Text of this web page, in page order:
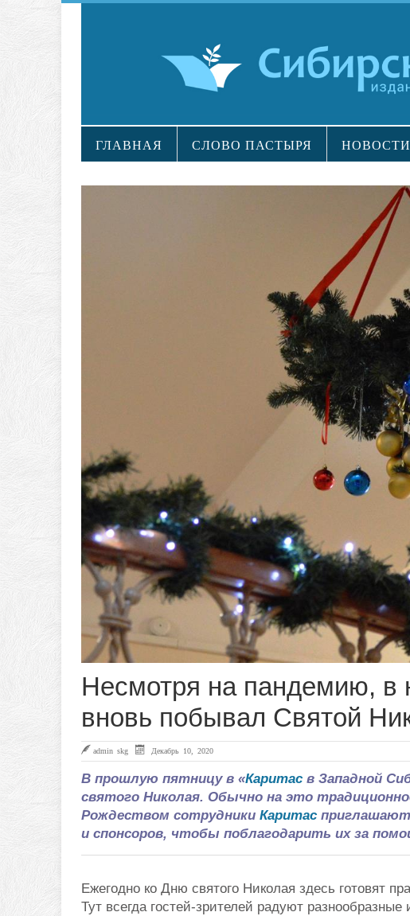
ГЛАВНАЯ СЛОВО ПАСТЫРЯ НОВОСТИ
Несмотря на пандемию, в
вновь побывал Святой
admin skg Декабрь 10, 2020
В прошлую пятницу в «Каритас в Западной
святого Николая. Обычно на это
Рождеством сотрудники Каритас приглашают
и спонсоров, чтобы поблагодарить их за
Ежегодно ко Дню святого Николая здесь готовят
Тут всегда гостей-зрителей радуют разнообразные